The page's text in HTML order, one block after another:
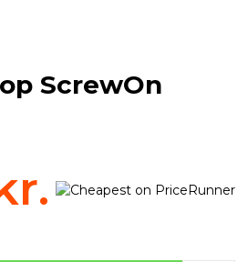
ScrewOn